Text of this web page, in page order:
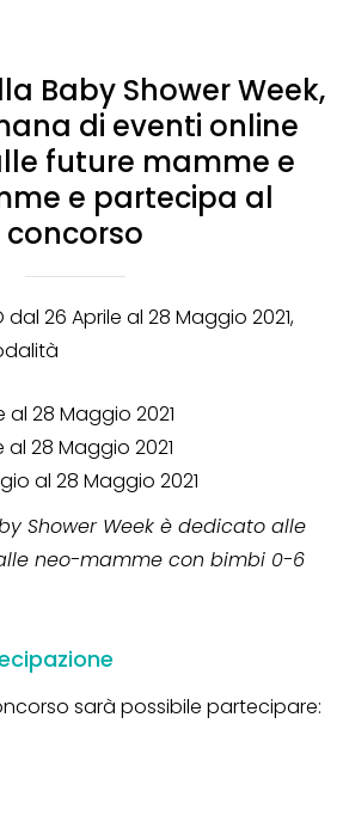
Baby Shower Week,
di eventi online
future mamme e
e partecipa al
concorso
dal 26 Aprile al 28 Maggio 2021,
al 28 Maggio 2021
al 28 Maggio 2021
al 28 Maggio 2021
Shower Week è dedicato alle
neo-mamme con bimbi 0-6
sarà possibile partecipare: